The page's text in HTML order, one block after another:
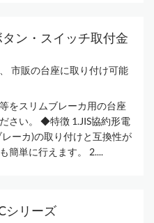
タン・スイッチ取付金
市販の台座に取り付け可能
をスリムブレーカ用の台座
さい。 ◆特徴 1.JIS協約形電
ーカ)の取り付けと互換性が
簡単に行えます。 2....
シリーズ